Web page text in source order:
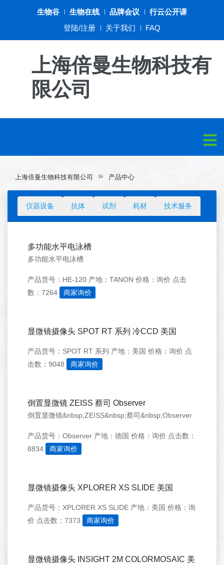
生物谷 生物在线 品牌会议
行云公开课
登陆/注册
关于我们 FAQ
上海倍曼生物科技有
限公司
上海倍曼生物科技有限公司 产品中心
仪器设备 抗体 试剂 耗材 技术服务
多功能水平电泳槽
多功能水平电泳槽
产品货号：HE-120 产地：TANON 价格：询价 点击
数：7264
商家询价
显微镜摄像头 SPOT RT 系列 冷CCD 美国
产品货号：SPOT RT 系列 产地：美国 价格：询价 点
击数：9048
商家询价
倒置显微镜 ZEISS 蔡司 Observer
倒置显微镜&nbsp;ZEISS&nbsp;蔡司&nbsp;Observer
产品货号：Observer 产地：德国 价格：询价 点击数：
8834
商家询价
显微镜摄像头 XPLORER XS SLIDE 美国
产品货号：XPLORER XS SLIDE 产地：美国 价格：询
价 点击数：7373 商家询价
显微镜摄像头 INSIGHT 2M COLORMOSAIC 美